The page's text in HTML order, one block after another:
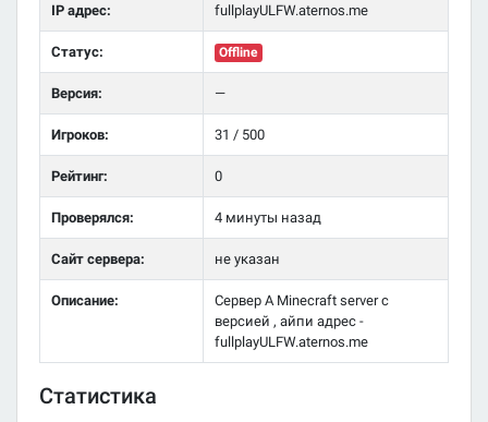
IP адрес: fullplayULFW.aternos.me
Статус: Offline
Версия: —
Игроков: 31 / 500
Рейтинг: 0
Проверялся: 4 минуты назад
Сайт сервера: не указан
Описание:
Сервер A Minecraft server с
версией , айпи адрес -
fullplayULFW.aternos.me
Статистика